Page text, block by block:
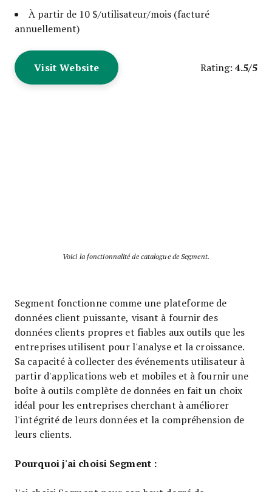
À partir de 10 $/utilisateur/mois (facturé
annuellement)
Visit Website Rating: 4.5/5
Voici la fonctionnalité de catalogue de Segment.
Segment fonctionne comme une plateforme de
données client puissante, visant à fournir des
données clients propres et fiables aux outils que les
entreprises utilisent pour l'analyse et la croissance.
Sa capacité à collecter des événements utilisateur à
partir d'applications web et mobiles et à fournir une
boîte à outils complète de données en fait un choix
idéal pour les entreprises cherchant à améliorer
l'intégrité de leurs données et la compréhension de
leurs clients.
Pourquoi j'ai choisi Segment :